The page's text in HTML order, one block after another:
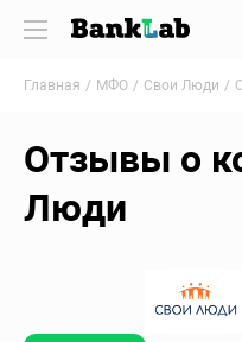
Главная МФО Свои Люди
Отзывы о
Люди